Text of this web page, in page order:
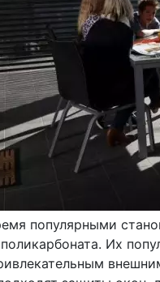
популярными
Их